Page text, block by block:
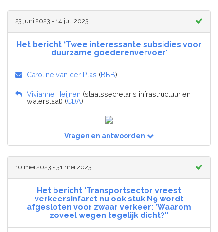
23 juni 2023 - 14 juli 2023
Het bericht ‘Twee interessante subsidies voor
duurzame goederenvervoer’
Caroline van der Plas (BBB)
Vivianne Heijnen (staatssecretaris infrastructuur en
waterstaat) (CDA)
Vragen en antwoorden
10 mei 2023 - 31 mei 2023
Het bericht 'Transportsector vreest
verkeersinfarct nu ook stuk N9 wordt
afgesloten voor zwaar verkeer: ’Waarom
zoveel wegen tegelijk dicht?’'